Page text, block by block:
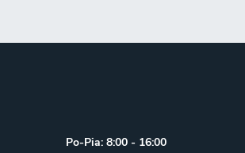
Po-Pia: 8:00 - 16:00